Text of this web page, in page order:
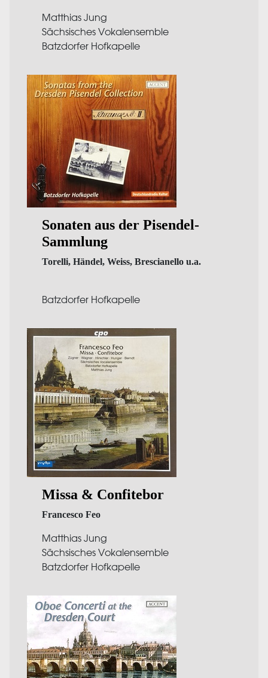
Matthias Jung
Sächsisches Vokalensemble
Batzdorfer Hofkapelle
Sonaten aus der Pisendel-
Sammlung
Torelli, Händel, Weiss, Brescianello u.a.
Batzdorfer Hofkapelle
Missa & Confitebor
Francesco Feo
Matthias Jung
Sächsisches Vokalensemble
Batzdorfer Hofkapelle